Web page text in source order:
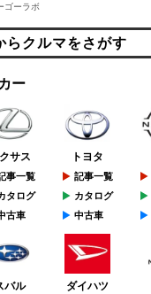
ゴーラボ
らクルマをさがす
ー
サス
事一覧
タログ
古車
トヨタ
記事一覧
カタログ
中古車
バル ダイハツ